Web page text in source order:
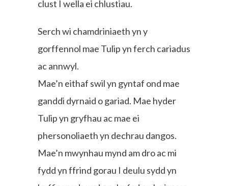
clust I wella ei chlustiau.
Serch wi chamdriniaeth yn y
gorffennol mae Tulip yn ferch cariadus
ac annwyl.
Mae’n eithaf swil yn gyntaf ond mae
ganddi dyrnaid o gariad. Mae hyder
Tulip yn gryfhau ac mae ei
phersonoliaeth yn dechrau dangos.
Mae’n mwynhau mynd am dro ac mi
fydd yn ffrind gorau I deulu sydd yn